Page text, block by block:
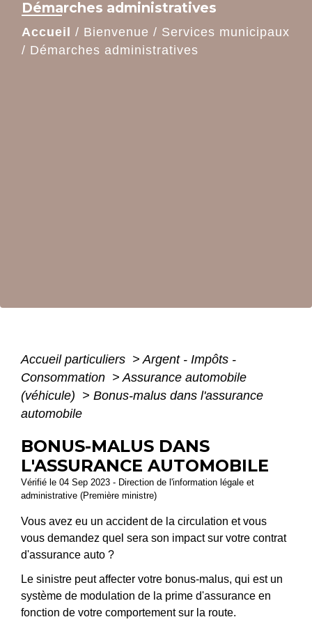
Démarches administratives
Accueil / Bienvenue / Services municipaux
/ Démarches administratives
Accueil particuliers > Argent - Impôts -
Consommation > Assurance automobile
(véhicule) > Bonus-malus dans l'assurance
automobile
BONUS-MALUS DANS
L'ASSURANCE AUTOMOBILE
Vérifié le 04 Sep 2023 - Direction de l'information légale et
administrative (Première ministre)
Vous avez eu un accident de la circulation et vous
vous demandez quel sera son impact sur votre contrat
d'assurance auto ?
Le sinistre peut affecter votre bonus-malus, qui est un
système de modulation de la prime d'assurance en
fonction de votre comportement sur la route.